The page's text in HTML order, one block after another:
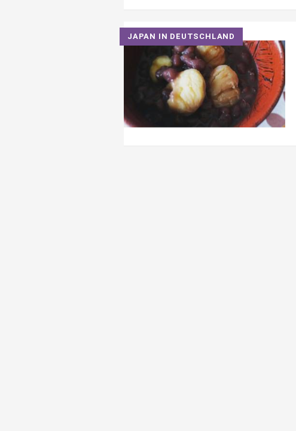
JAPAN IN DEUTSCHLAND